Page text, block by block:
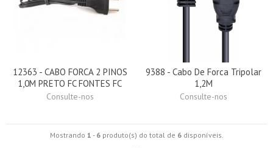
12363 - CABO FORCA 2 PINOS
1,0M PRETO FC FONTES FC
Consulte-nos
9388 - Cabo De Forca Tripolar
1,2M
Consulte-nos
Mostrando 1 - 6produto(s) do total de 6disponíveis.